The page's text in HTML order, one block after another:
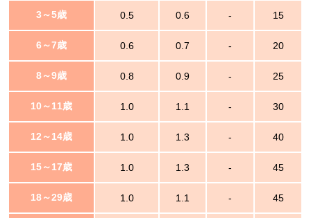
3～5歳 0.5 0.6 - 15
6～7歳 0.6 0.7 - 20
8～9歳 0.8 0.9 - 25
10～11歳 1.0 1.1 - 30
12～14歳 1.0 1.3 - 40
15～17歳 1.0 1.3 - 45
18～29歳 1.0 1.1 - 45